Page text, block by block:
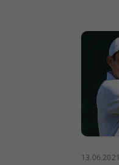
13.06.2021